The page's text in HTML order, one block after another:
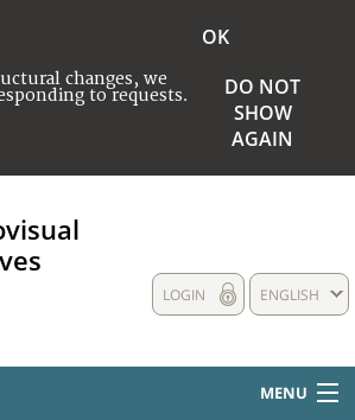
changes, we
to requests.
OK
DO NOT
SHOW
AGAIN
ENGLISH
LOGIN
MENU